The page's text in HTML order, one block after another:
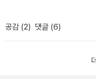
만... 줌파 라히리의 작품은
래서 그 낯선 곳에 뿌리를 내
들 그렇게 미세하게 균열되
안은 난장판이 되어 있었다.
가족은 언제나 그저 좋은 사
다. 가족이라는 이유로.‘아이
워타빅스 한 봉지를 꺼내고
동지일 수 밖에 없다, 결국.
게 살다가 귀국하셨던 어느
람들과 지내는 동안에 내내
았다. 가족간의 관계에서 오
품이었는데 우리 가족들 또
지 않은 땅>의 루마는 혼자된
담감을 갖고 있고 아버지가
공감 (2) 댓글 (6)